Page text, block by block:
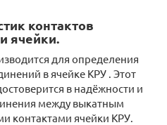
контактов
ячейки.
для определения
в ячейке КРУ . Этот
в надёжности и
между выкатным
контактами ячейки КРУ.